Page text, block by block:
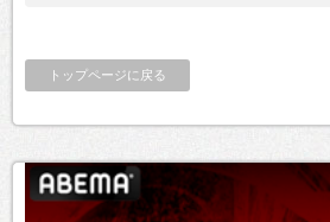
トップページに戻る